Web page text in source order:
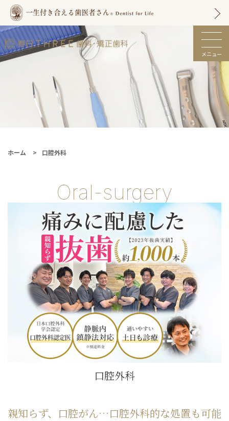
春日市の歯医者 |
春日THREE歯科・
矯正歯科【土日も
診療】
メニュー
ホーム 口腔外科
Oral-surgery
口腔外科
親知らず、口腔がん…口腔外科的な処置も可能